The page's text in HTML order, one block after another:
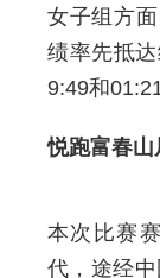
女子组方
绩率先抵
9:49和
悦跑富春
本次比赛
代，途经